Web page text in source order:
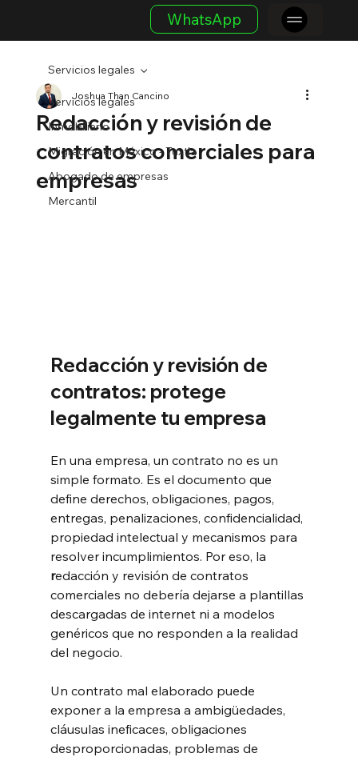
WhatsApp
Servicios legales
Inmobiliario
Migración en México - Tuxtla
Abogado de empresas
Mercantil
Servicios legales
Redacción y revisión de
contratos comerciales para
empresas
Joshua Than Cancino
Redacción y revisión de
contratos: protege
legalmente tu empresa
En una empresa, un contrato no es un
simple formato. Es el documento que
define derechos, obligaciones, pagos,
entregas, penalizaciones, confidencialidad,
propiedad intelectual y mecanismos para
resolver incumplimientos. Por eso, la
redacción y revisión de contratos
comerciales no debería dejarse a plantillas
descargadas de internet ni a modelos
genéricos que no responden a la realidad
del negocio.
Un contrato mal elaborado puede
exponer a la empresa a ambigüedades,
cláusulas ineficaces, obligaciones
desproporcionadas, problemas de